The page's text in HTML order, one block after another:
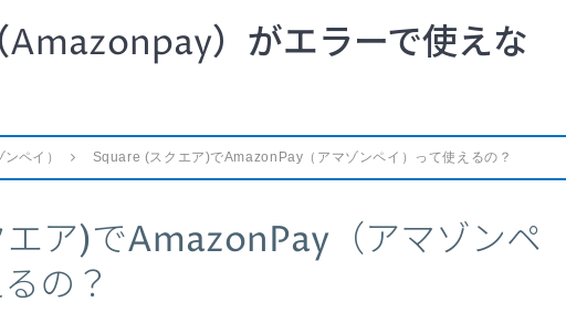
Amazonpay）がエラーで使えな
ペイ） Square (スクエア)でAmazonPay（アマゾンペイ）って使えるの？
ア)でAmazonPay（アマゾンペ
の？